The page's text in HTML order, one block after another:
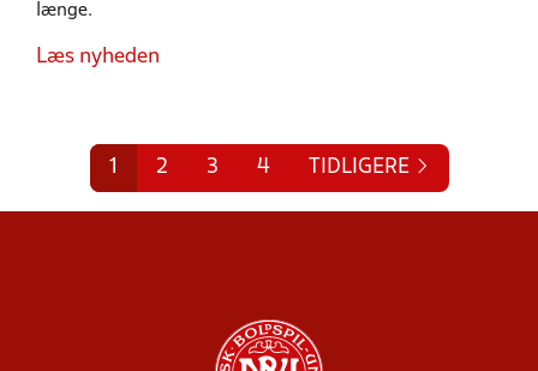
længe.
Læs nyheden
1 2 3 4 TIDLIGERE